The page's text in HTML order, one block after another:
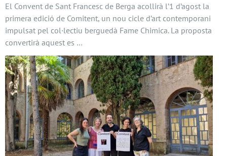
El Convent de Sant Francesc de Berga acollirà l’1 d’agost la
primera edició de Comitent, un nou cicle d’art contemporani
impulsat pel col·lectiu berguedà Fame Chimica. La proposta
convertirà aquest es …